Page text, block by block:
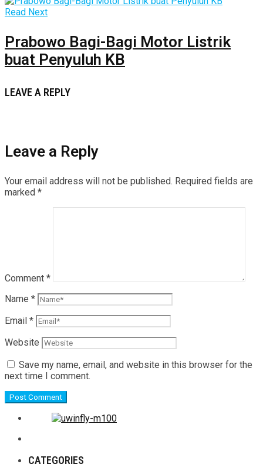
Read Next
Prabowo Bagi-Bagi Motor Listrik
buat Penyuluh KB
LEAVE A REPLY
Leave a Reply
Your email address will not be published. Required fields are
marked *
Comment *
Name *
Email *
Website
Save my name, email, and website in this browser for the
next time I comment.
CATEGORIES